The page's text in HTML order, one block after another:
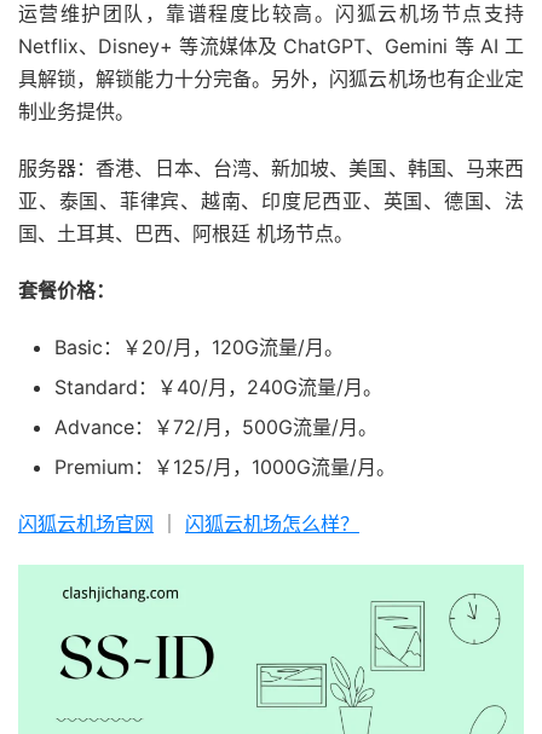
运营维护团队，靠谱程度比较高。闪狐云机场节点支持
Netflix、Disney+ 等流媒体及 ChatGPT、Gemini 等 AI 工
具解锁，解锁能力十分完备。另外，闪狐云机场也有企业定
制业务提供。
服务器：香港、日本、台湾、新加坡、美国、韩国、马来西
亚、泰国、菲律宾、越南、印度尼西亚、英国、德国、法
国、土耳其、巴西、阿根廷 机场节点。
套餐价格：
Basic：￥20/月，120G流量/月。
Standard：￥40/月，240G流量/月。
Advance：￥72/月，500G流量/月。
Premium：￥125/月，1000G流量/月。
闪狐云机场官网 闪狐云机场怎么样？